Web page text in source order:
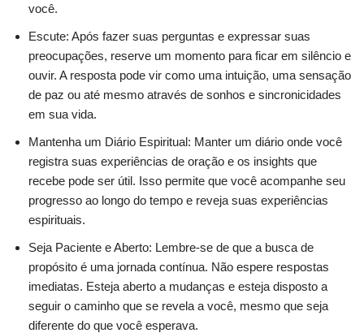
você.
Escute: Após fazer suas perguntas e expressar suas
preocupações, reserve um momento para ficar em silêncio e
ouvir. A resposta pode vir como uma intuição, uma sensação
de paz ou até mesmo através de sonhos e sincronicidades
em sua vida.
Mantenha um Diário Espiritual: Manter um diário onde você
registra suas experiências de oração e os insights que
recebe pode ser útil. Isso permite que você acompanhe seu
progresso ao longo do tempo e reveja suas experiências
espirituais.
Seja Paciente e Aberto: Lembre-se de que a busca de
propósito é uma jornada contínua. Não espere respostas
imediatas. Esteja aberto a mudanças e esteja disposto a
seguir o caminho que se revela a você, mesmo que seja
diferente do que você esperava.